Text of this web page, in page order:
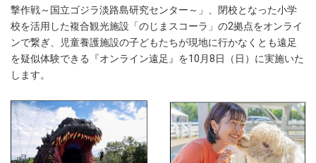
撃作戦～国立ゴジラ淡路島研究センター～」、閉校となった小学
校を活用した複合観光施設「のじまスコーラ」の2拠点をオンライ
ンで繋ぎ、児童養護施設の子どもたちが現地に行かなくとも遠足
を疑似体験できる『オンライン遠足』を10月8日（日）に実施いた
します。